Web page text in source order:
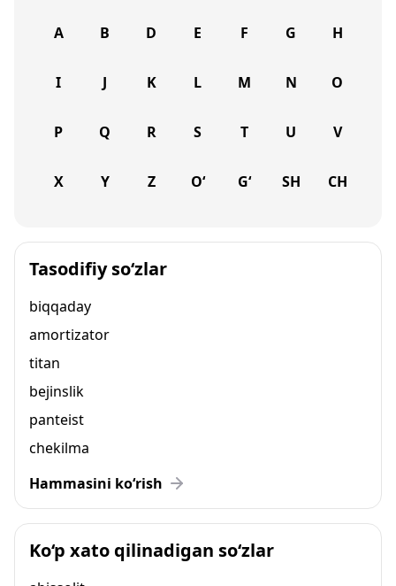
A B D E F G H
I J K L M N O
P Q R S T U V
X Y Z O‘ G‘ SH CH
Tasodifiy so‘zlar
biqqaday
amortizator
titan
bejinslik
panteist
chekilma
Hammasini ko‘rish
Ko‘p xato qilinadigan so‘zlar